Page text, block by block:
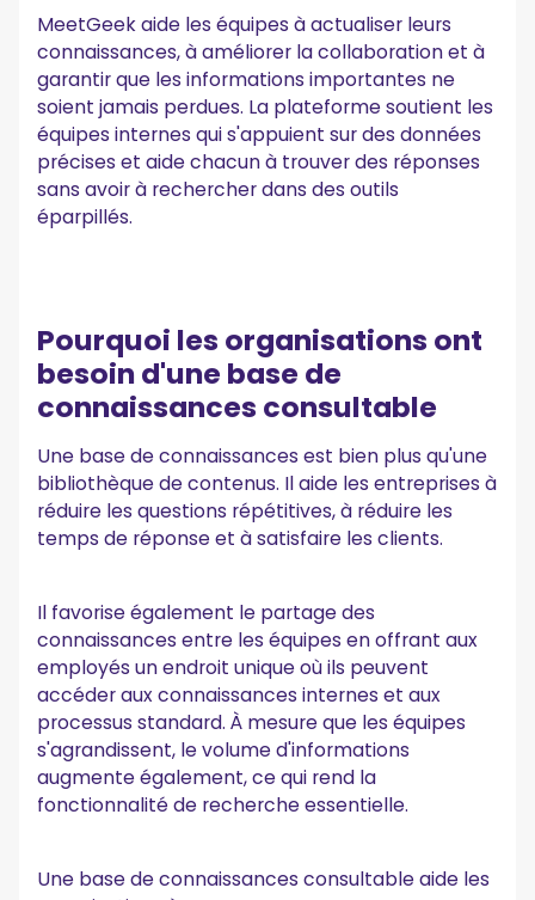
MeetGeek aide les équipes à actualiser leurs
connaissances, à améliorer la collaboration et à
garantir que les informations importantes ne
soient jamais perdues. La plateforme soutient les
équipes internes qui s'appuient sur des données
précises et aide chacun à trouver des réponses
sans avoir à rechercher dans des outils
éparpillés.
Pourquoi les organisations ont
besoin d'une base de
connaissances consultable
Une base de connaissances est bien plus qu'une
bibliothèque de contenus. Il aide les entreprises à
réduire les questions répétitives, à réduire les
temps de réponse et à satisfaire les clients.
Il favorise également le partage des
connaissances entre les équipes en offrant aux
employés un endroit unique où ils peuvent
accéder aux connaissances internes et aux
processus standard. À mesure que les équipes
s'agrandissent, le volume d'informations
augmente également, ce qui rend la
fonctionnalité de recherche essentielle.
Une base de connaissances consultable aide les